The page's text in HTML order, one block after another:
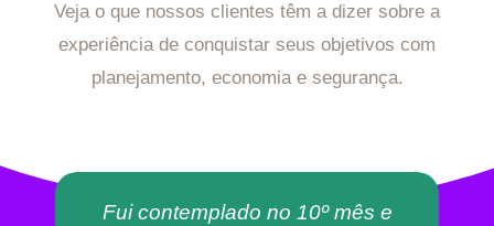
Veja o que nossos clientes têm a dizer sobre a
experiência de conquistar seus objetivos com
planejamento, economia e segurança.
Fui contemplado no 10º mês e